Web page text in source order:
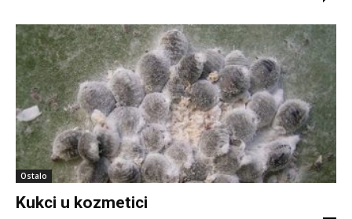
Ostalo
Kukci u kozmetici